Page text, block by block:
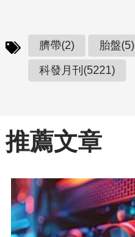
臍帶(2) 胎盤(5)
科發月刊(5221)
推薦文章